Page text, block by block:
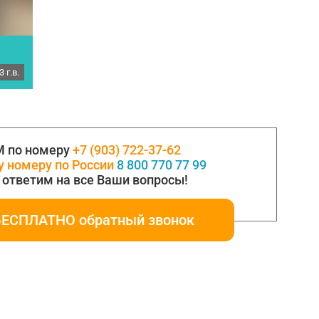
г.в.
по номеру+7 (903) 722-37-62
номеру по России 8 800 770 77 99
на все Ваши вопросы!
обратный звонок